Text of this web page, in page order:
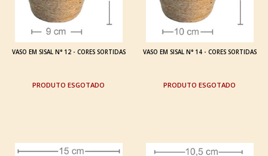
VASO EM SISAL N° 12 - CORES SORTIDAS
ESGOTADO
VASO EM SISAL N° 14 - CORES SORTIDAS
ESGOTADO